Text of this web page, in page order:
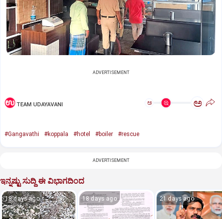
ADVERTISEMENT
TEAM UDAYAVANI ಅ ಅ
#Gangavathi #koppala #hotel #boiler #rescue
ADVERTISEMENT
ಇನ್ನಷ್ಟು ಸುದ್ದಿ ಈ ವಿಭಾಗದಿಂದ
18 days ago 18 days ago 21 days ago